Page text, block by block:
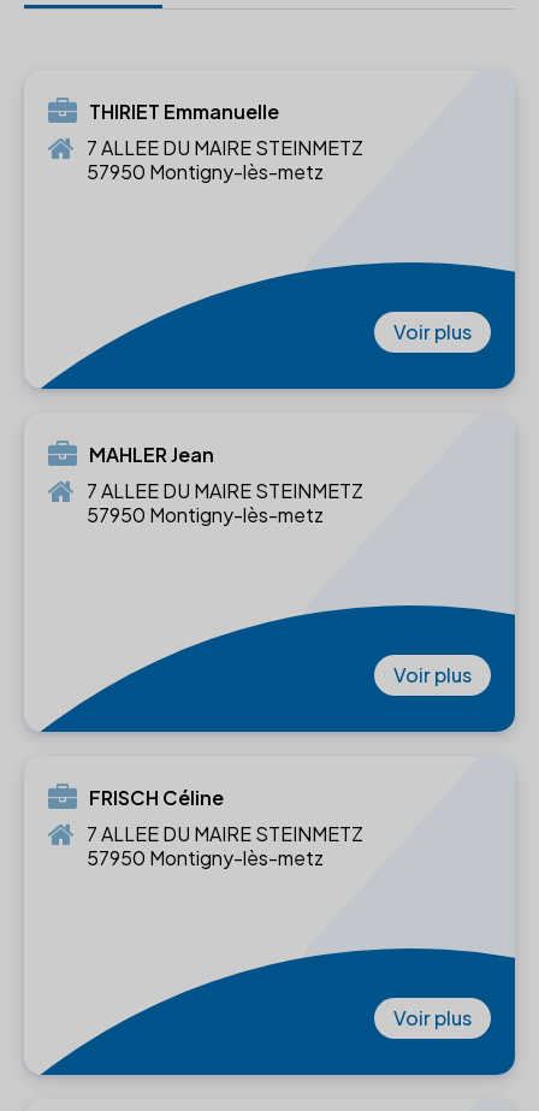
THIRIET Emmanuelle
7 ALLEE DU MAIRE STEINMETZ
57950 Montigny-lès-metz
Voir plus
MAHLER Jean
7 ALLEE DU MAIRE STEINMETZ
57950 Montigny-lès-metz
Voir plus
FRISCH Céline
7 ALLEE DU MAIRE STEINMETZ
57950 Montigny-lès-metz
Voir plus